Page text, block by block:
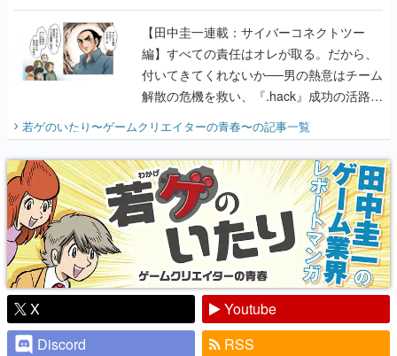
に行って、より理解を深めよう【PR】
【田中圭一連載：サイバーコネクトツー
編】すべての責任はオレが取る。だから、
付いてきてくれないか──男の熱意はチーム
解散の危機を救い、『.hack』成功の活路を
開く。業界の快男児・松山 洋に流れる血は
『少年ジャンプ』色だった【若ゲのいた
り】
若ゲのいたり〜ゲームクリエイターの青春〜の記事一覧
X
Youtube
Discord
RSS